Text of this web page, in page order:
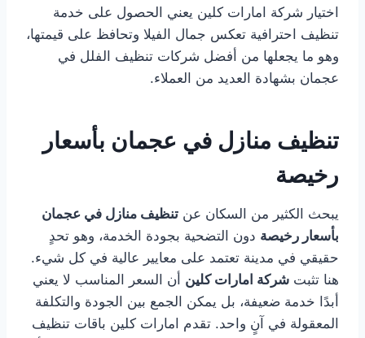
اختيار شركة امارات كلين يعني الحصول على خدمة
تنظيف احترافية تعكس جمال الفيلا وتحافظ على قيمتها،
وهو ما يجعلها من أفضل شركات تنظيف الفلل في
عجمان بشهادة العديد من العملاء.
تنظيف منازل في عجمان بأسعار
رخيصة
يبحث الكثير من السكان عن تنظيف منازل في عجمان
بأسعار رخيصة دون التضحية بجودة الخدمة، وهو تحدٍ
حقيقي في مدينة تعتمد على معايير عالية في كل شيء.
هنا تثبت شركة امارات كلين أن السعر المناسب لا يعني
أبدًا خدمة ضعيفة، بل يمكن الجمع بين الجودة والتكلفة
المعقولة في آنٍ واحد. تقدم امارات كلين باقات تنظيف